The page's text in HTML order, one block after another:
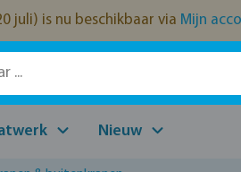
juli) is nu beschikbaar via Mijn
Nieuw